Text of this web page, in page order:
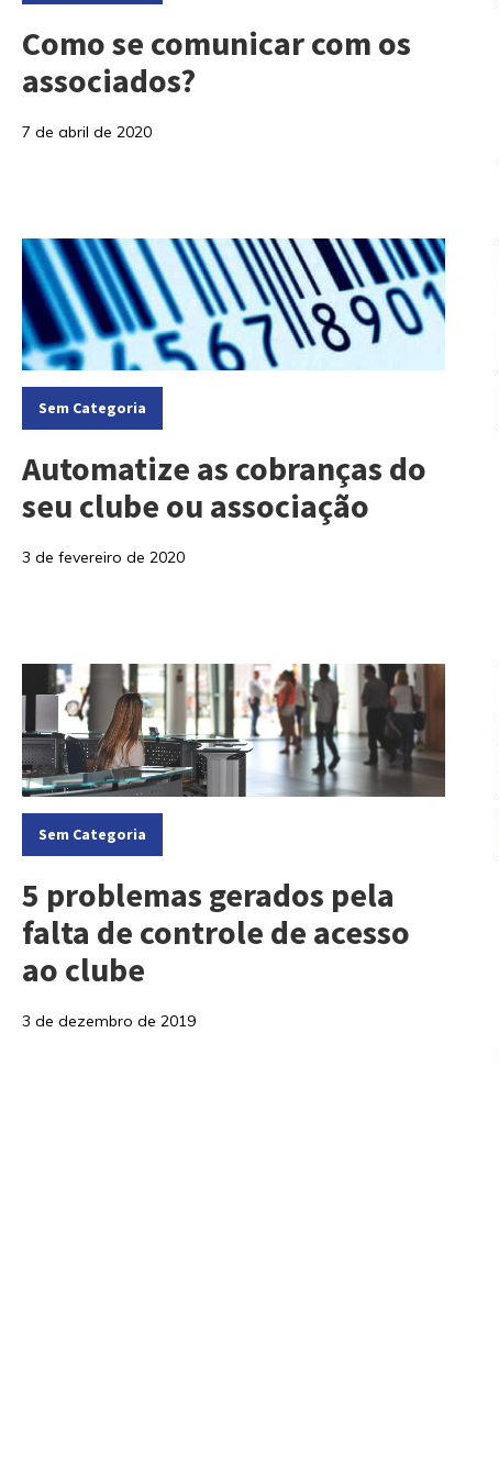
Como se comunicar com os
associados?
7 de abril de 2020
Categorias:
Sem Categoria
Automatize as cobranças do
seu clube ou associação
3 de fevereiro de 2020
Categorias:
Sem Categoria
5 problemas gerados pela
falta de controle de acesso
ao clube
3 de dezembro de 2019